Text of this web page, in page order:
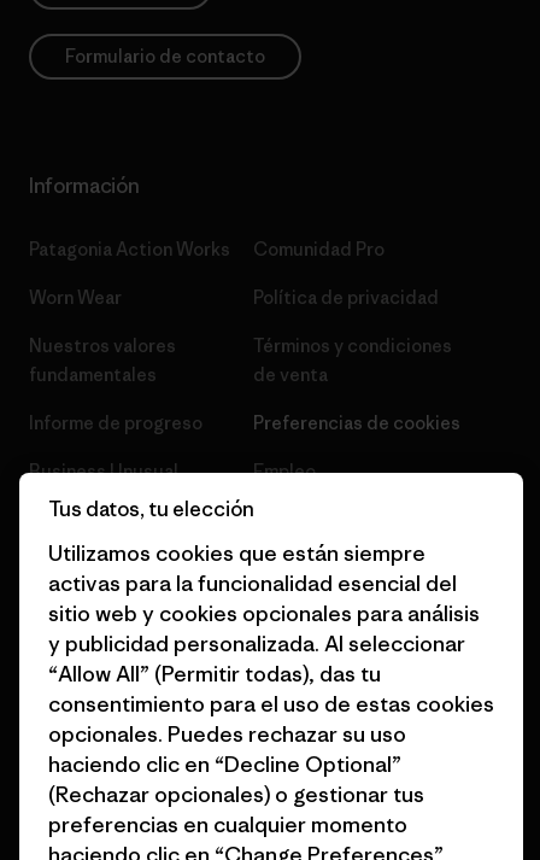
Formulario de contacto
Información
Patagonia Action Works
Worn Wear
Nuestros valores
fundamentales
Informe de progreso
Business Unusual
Objetivos climáticos
1% for the Planet
Cómo financiamos
Tarjetas regalo
Encuentra una tienda
Comunidad Pro
Política de privacidad
Términos y condiciones
de venta
Preferencias de cookies
Empleo
Prensa
Programa para profesionales
del sector
Programa de afiliados
Mapa del sitio Patagonia
España
Tus datos, tu elección
Utilizamos cookies que están siempre
activas para la funcionalidad esencial del
sitio web y cookies opcionales para análisis
y publicidad personalizada. Al seleccionar
“Allow All” (Permitir todas), das tu
consentimiento para el uso de estas cookies
opcionales. Puedes rechazar su uso
haciendo clic en “Decline Optional”
(Rechazar opcionales) o gestionar tus
preferencias en cualquier momento